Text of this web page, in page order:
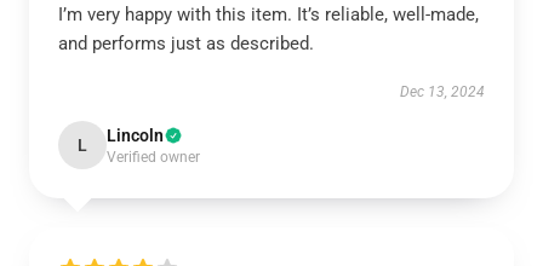
I’m very happy with this item. It’s reliable, well-made,
and performs just as described.
Dec 13, 2024
L Lincoln
Verified owner